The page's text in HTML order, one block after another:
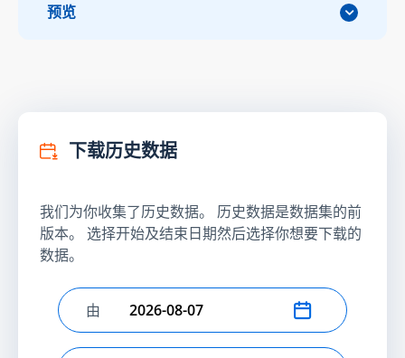
预览
下载历史数据
我们为你收集了历史数据。 历史数据是数据集的前
版本。 选择开始及结束日期然后选择你想要下载的
数据。
选择开始日期
由